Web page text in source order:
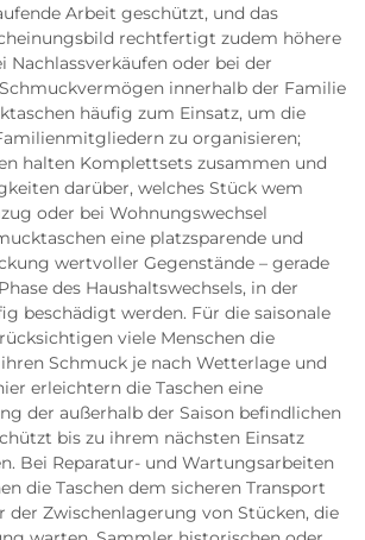
Arbeit geschützt, und das
rechtfertigt zudem höhere
Nachlassverkäufen oder bei der
innerhalb der Familie
häufig zum Einsatz, um die
zu organisieren;
halten Komplettsets zusammen und
darüber, welches Stück wem
oder bei Wohnungswechsel
eine platzsparende und
wertvoller Gegenstände – gerade
des Haushaltswechsels, in der
beschädigt werden. Für die saisonale
viele Menschen die
ihren Schmuck je nach Wetterlage und
erleichtern die Taschen eine
der außerhalb der Saison befindlichen
bis zu ihrem nächsten Einsatz
Bei Reparatur- und Wartungsarbeiten
die Taschen dem sicheren Transport
der Zwischenlagerung von Stücken, die